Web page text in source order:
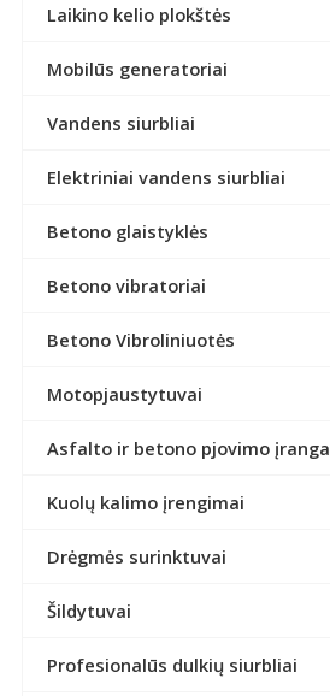
Laikino kelio plokštės
Mobilūs generatoriai
Vandens siurbliai
Elektriniai vandens siurbliai
Betono glaistyklės
Betono vibratoriai
Betono Vibroliniuotės
Motopjaustytuvai
Asfalto ir betono pjovimo įranga
Kuolų kalimo įrengimai
Drėgmės surinktuvai
Šildytuvai
Profesionalūs dulkių siurbliai